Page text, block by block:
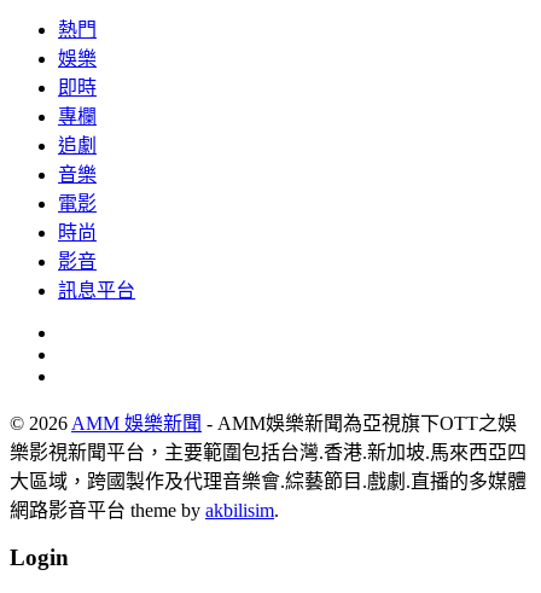
熱門
娛樂
即時
專欄
追劇
音樂
電影
時尚
影音
訊息平台
© 2026 AMM 娛樂新聞 - AMM娛樂新聞為亞視旗下OTT之娛
樂影視新聞平台，主要範圍包括台灣.香港.新加坡.馬來西亞四
大區域，跨國製作及代理音樂會.綜藝節目.戲劇.直播的多媒體
網路影音平台 theme by akbilisim.
Login